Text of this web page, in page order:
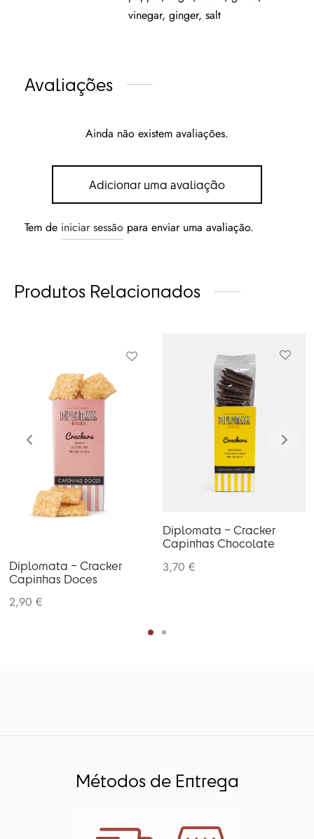
vinegar, ginger, salt
Avaliações
Ainda não existem avaliações.
Adicionar uma avaliação
Tem de iniciar sessão para enviar uma avaliação.
Produtos Relacionados
Diplomata – Cracker
Capinhas Doces
2,90 €
Diplomata – Cracker
Capinhas Chocolate
3,70 €
Métodos de Entrega